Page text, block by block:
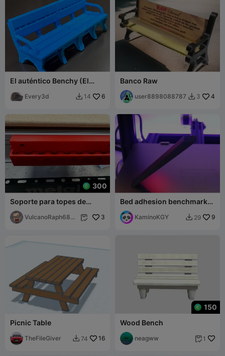
El auténtico Benchy (El
Every3d  14 6
Banco Raw
user8898088787  3 4
300
Soporte para topes de
banco Metabo
VulcanoRaph6870
 3
Bed adhesion benchmark
test print
KaminoKGY  29 9
Picnic Table
TheFileGiver  74 16
150
Wood Bench
neagww  1